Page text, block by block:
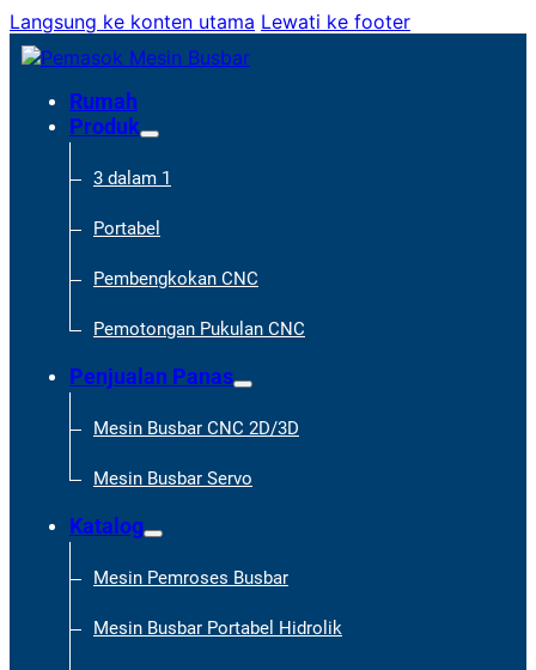
Langsung ke konten utama Lewati ke footer
Rumah
Produk
3 dalam 1
Portabel
Pembengkokan CNC
Pemotongan Pukulan CNC
Penjualan Panas
Mesin Busbar CNC 2D/3D
Mesin Busbar Servo
Katalog
Mesin Pemroses Busbar
Mesin Busbar Portabel Hidrolik